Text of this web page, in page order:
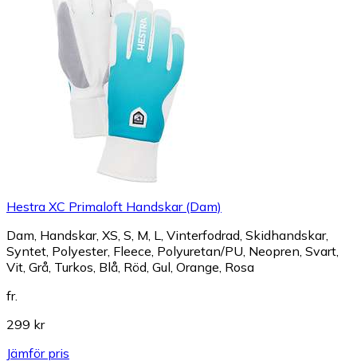
Hestra XC Primaloft Handskar (Dam)
Dam, Handskar, XS, S, M, L, Vinterfodrad, Skidhandskar,
Syntet, Polyester, Fleece, Polyuretan/PU, Neopren, Svart,
Vit, Grå, Turkos, Blå, Röd, Gul, Orange, Rosa
fr.
299 kr
Jämför pris